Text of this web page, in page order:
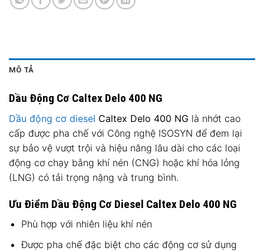
MÔ TẢ
Dầu Động Cơ Caltex Delo 400 NG
Dầu động cơ diesel Caltex Delo 400 NG là nhớt cao
cấp được pha chế với Công nghệ ISOSYN để đem lại
sự bảo vệ vượt trội và hiệu năng lâu dài cho các loại
động cơ chạy bằng khí nén (CNG) hoặc khí hóa lỏng
(LNG) có tải trọng nặng và trung bình.
Ưu Điểm Dầu Động Cơ Diesel Caltex Delo 400 NG
Phù hợp với nhiên liệu khí nén
Được pha chế đặc biệt cho các động cơ sử dụng